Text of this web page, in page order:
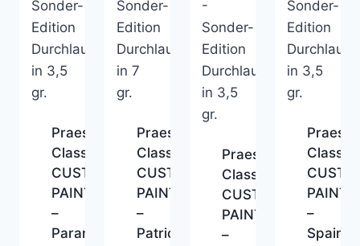
Praesten
Classic
CUSTOM
PAINTED
–
Paranoid
Praesten
Classic
CUSTOM
PAINTED
–
Patriot
Praesten
Classic
CUSTOM
PAINTED
–
Classic
–
Spain